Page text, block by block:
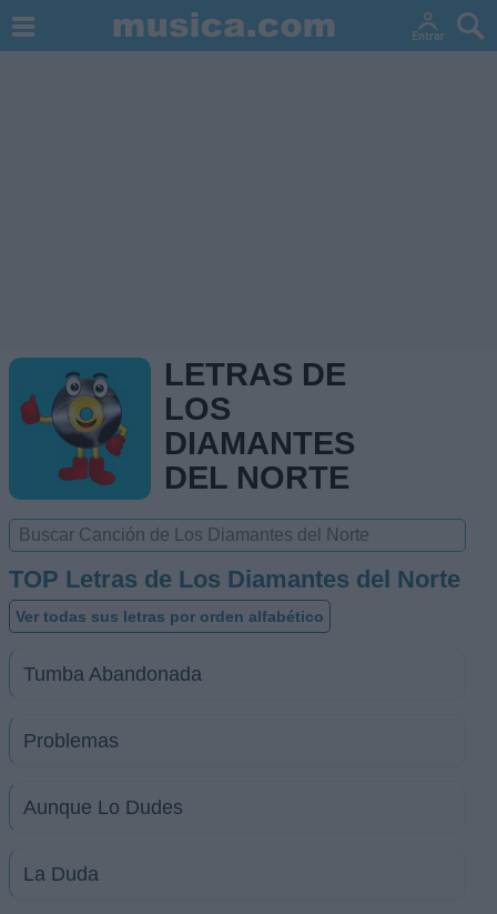
LETRAS DE
LOS
DIAMANTES
DEL NORTE
TOP Letras de Los Diamantes del Norte
Ver todas sus letras por orden alfabético
Tumba Abandonada
Problemas
Aunque Lo Dudes
La Duda